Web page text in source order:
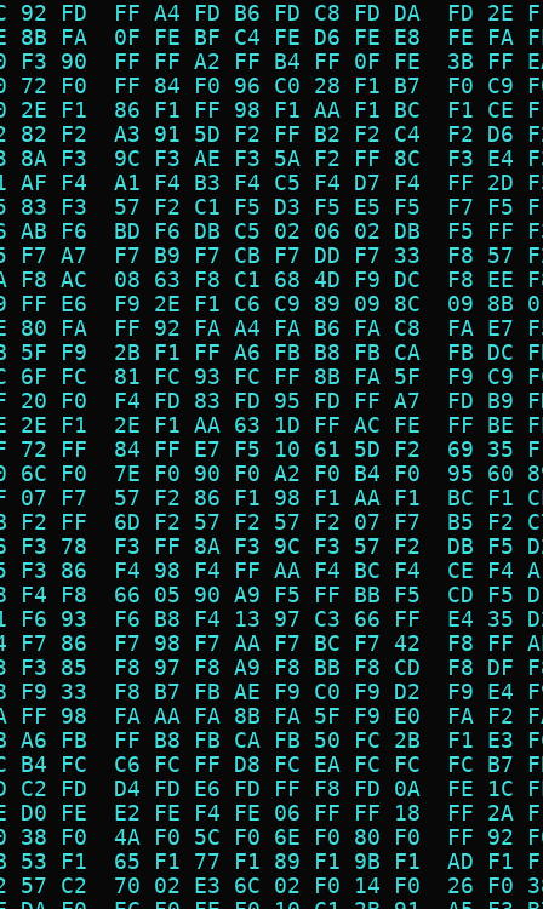
92 FD  FF A4 FD B6 FD C8 FD DA  FD
8B FA  0F FE BF C4 FE D6 FE E8  FE
F3 90  FF FF A2 FF B4 FF 0F FE  3B
72 F0  FF 84 F0 96 C0 28 F1 B7  F0
2E F1  86 F1 FF 98 F1 AA F1 BC  F1
82 F2  A3 91 5D F2 FF B2 F2 C4  F2
8A F3  9C F3 AE F3 5A F2 FF 8C  F3
AF F4  A1 F4 B3 F4 C5 F4 D7 F4  FF
83 F3  57 F2 C1 F5 D3 F5 E5 F5  F7
AB F6  BD F6 DB C5 02 06 02 DB  F5
F7 A7  F7 B9 F7 CB F7 DD F7 33  F8
F8 AC  08 63 F8 C1 68 4D F9 DC  F8
FF E6  F9 2E F1 C6 C9 89 09 8C  09
80 FA  FF 92 FA A4 FA B6 FA C8  FA
5F F9  2B F1 FF A6 FB B8 FB CA  FB
6F FC  81 FC 93 FC FF 8B FA 5F  F9
20 F0  F4 FD 83 FD 95 FD FF A7  FD
2E F1  2E F1 AA 63 1D FF AC FE  FF
72 FF  84 FF E7 F5 10 61 5D F2  69
6C F0  7E F0 90 F0 A2 F0 B4 F0  95
07 F7  57 F2 86 F1 98 F1 AA F1  BC
F2 FF  6D F2 57 F2 57 F2 07 F7  B5
F3 78  F3 FF 8A F3 9C F3 57 F2  DB
F3 86  F4 98 F4 FF AA F4 BC F4  CE
F4 F8  66 05 90 A9 F5 FF BB F5  CD
F6 93  F6 B8 F4 13 97 C3 66 FF  E4
F7 86  F7 98 F7 AA F7 BC F7 42  F8
F3 85  F8 97 F8 A9 F8 BB F8 CD  F8
F9 33  F8 B7 FB AE F9 C0 F9 D2  F9
FF 98  FA AA FA 8B FA 5F F9 E0  FA
A6 FB  FF B8 FB CA FB 50 FC 2B  F1
B4 FC  C6 FC FF D8 FC EA FC FC  FC
C2 FD  D4 FD E6 FD FF F8 FD 0A  FE
D0 FE  E2 FE F4 FE 06 FF FF 18  FF
38 F0  4A F0 5C F0 6E F0 80 F0  FF
53 F1  65 F1 77 F1 89 F1 9B F1  AD
57 C2  70 02 E3 6C 02 F0 14 F0  26